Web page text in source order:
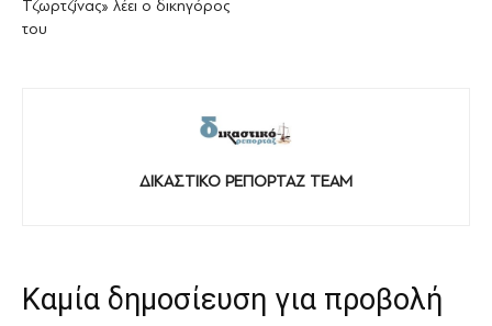
Τζωρτζίνας» λέει ο δικηγόρος
του
ΔΙΚΑΣΤΙΚΟ ΡΕΠΟΡΤΑΖ TEAM
Καμία δημοσίευση για προβολή